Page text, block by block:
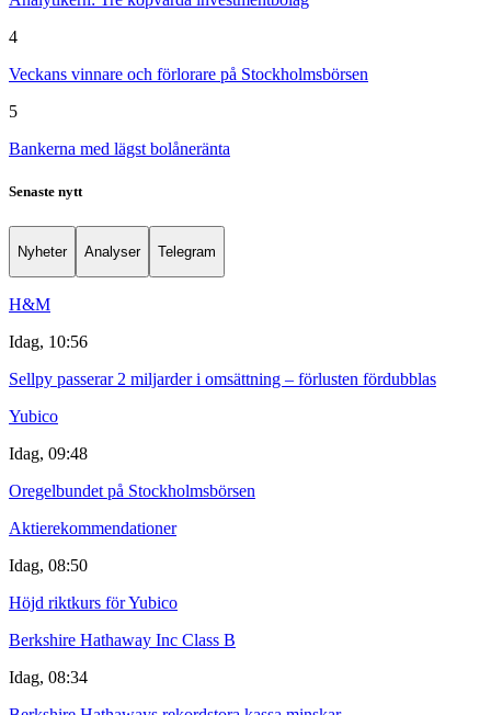
4
Veckans vinnare och förlorare på Stockholmsbörsen
5
Bankerna med lägst bolåneränta
Senaste nytt
Nyheter Analyser Telegram
H&M
Idag, 10:56
Sellpy passerar 2 miljarder i omsättning – förlusten fördubblas
Yubico
Idag, 09:48
Oregelbundet på Stockholmsbörsen
Aktierekommendationer
Idag, 08:50
Höjd riktkurs för Yubico
Berkshire Hathaway Inc Class B
Idag, 08:34